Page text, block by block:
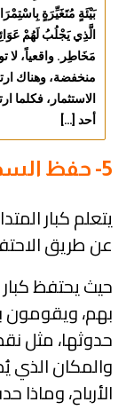
بَيْئَةٍ مُتَغَيِّرَةٍ
الَّذِي يَجْلُبُ لَهُمْ
مَخَاطِر. واقعياً، لا
منخفضة، وهناك
الاستثمار، فكلما
أحد […]
5- حفظ السجلات
يتعلم كبار
عن طريق
حيث يحتفظ
بهم،
حدوثها، مثل
والمكان الذي
الأرباح،